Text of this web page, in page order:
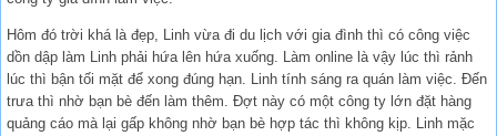
Hôm đó trời khá là đẹp, Linh vừa đi du lịch với gia đình thì có công việc
dồn dập làm Linh phải hứa lên hứa xuống. Làm online là vậy lúc thì rảnh
lúc thì bận tối mặt để xong đúng hạn. Linh tính sáng ra quán làm việc. Đến
trưa thì nhờ bạn bè đến làm thêm. Đợt này có một công ty lớn đặt hàng
quảng cáo mà lại gấp không nhờ bạn bè hợp tác thì không kịp. Linh mặc